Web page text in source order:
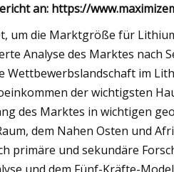
an: https://
um die Marktgröße für
Analyse des Marktes nach
Wettbewerbslandschaft im
der wichtigsten
des Marktes in wichtigen
dem Nahen Osten und
primäre und sekundäre